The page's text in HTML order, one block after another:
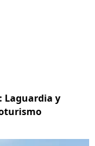
Laguardia y